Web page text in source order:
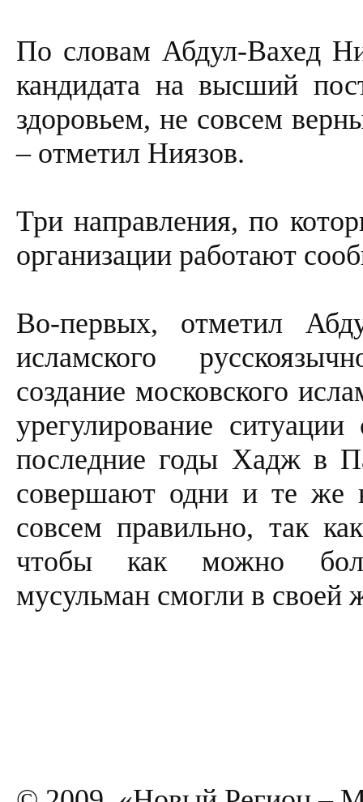
По словам Абдул-Вахед
кандидата на высший
здоровьем, не совсем
– отметил Ниязов.
Три направления, по
организации работают
Во-первых, отметил
исламского
создание московского
урегулирование
последние годы Хадж в
совершают одни и те же
совсем правильно, так
чтобы как можно
мусульман смогли в своей